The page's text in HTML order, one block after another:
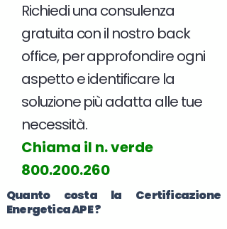
Richiedi una consulenza
gratuita con il nostro back
office, per approfondire ogni
aspetto e identificare la
soluzione più adatta alle tue
necessità.
Chiama il n. verde
800.200.260
Quanto costa la Certificazione
EnergeticaAPE?